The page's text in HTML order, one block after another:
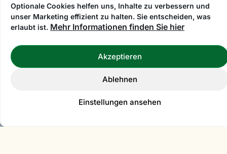
Optionale Cookies helfen uns, Inhalte zu verbessern und
unser Marketing effizient zu halten. Sie entscheiden, was
erlaubt ist. Mehr Informationen finden Sie hier
Akzeptieren
Ablehnen
Einstellungen ansehen